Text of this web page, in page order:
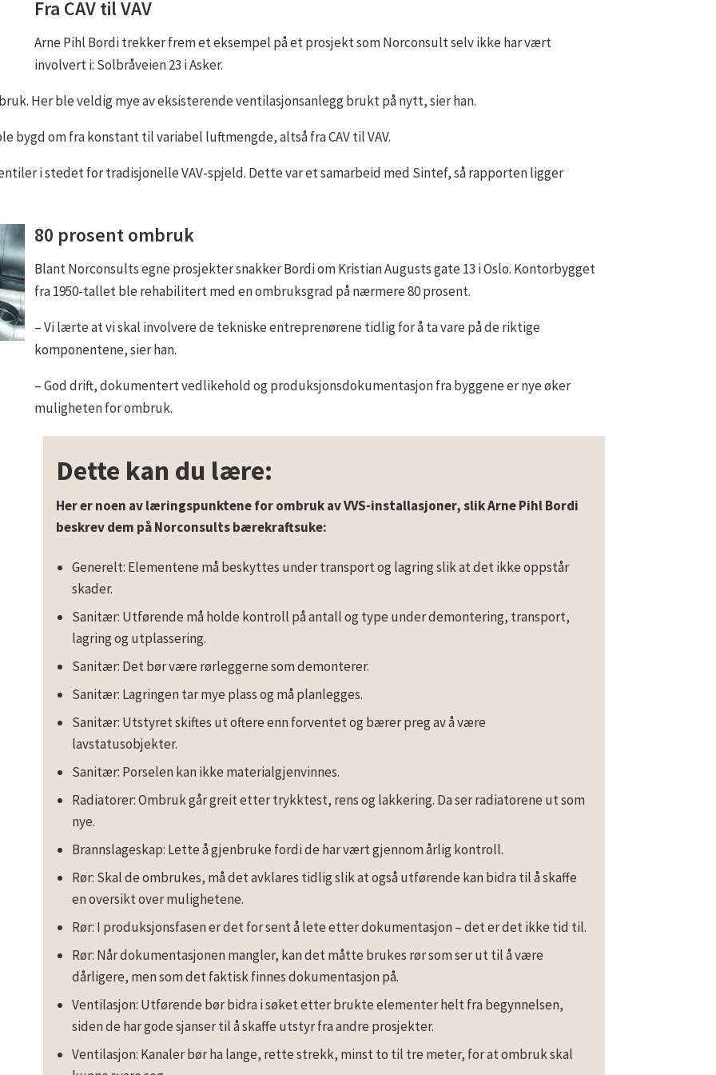
Fra CAV til VAV
Arne Pihl Bordi trekker frem et eksempel på et prosjekt som Norconsult selv ikke har vært
involvert i: Solbråveien 23 i Asker.
Her ble veldig mye av eksisterende ventilasjonsanlegg brukt på nytt, sier han.
bygd om fra konstant til variabel luftmengde, altså fra CAV til VAV.
i stedet for tradisjonelle VAV-spjeld. Dette var et samarbeid med Sintef, så rapporten ligger
80 prosent ombruk
Blant Norconsults egne prosjekter snakker Bordi om Kristian Augusts gate 13 i Oslo. Kontorbygget
fra 1950-tallet ble rehabilitert med en ombruksgrad på nærmere 80 prosent.
– Vi lærte at vi skal involvere de tekniske entreprenørene tidlig for å ta vare på de riktige
komponentene, sier han.
– God drift, dokumentert vedlikehold og produksjonsdokumentasjon fra byggene er nye øker
muligheten for ombruk.
Dette kan du lære:
Her er noen av læringspunktene for ombruk av VVS-installasjoner, slik Arne Pihl Bordi
beskrev dem på Norconsults bærekraftsuke:
Generelt: Elementene må beskyttes under transport og lagring slik at det ikke oppstår
skader.
Sanitær: Utførende må holde kontroll på antall og type under demontering, transport,
lagring og utplassering.
Sanitær: Det bør være rørleggerne som demonterer.
Sanitær: Lagringen tar mye plass og må planlegges.
Sanitær: Utstyret skiftes ut oftere enn forventet og bærer preg av å være
lavstatusobjekter.
Sanitær: Porselen kan ikke materialgjenvinnes.
Radiatorer: Ombruk går greit etter trykktest, rens og lakkering. Da ser radiatorene ut som
nye.
Brannslageskap: Lette å gjenbruke fordi de har vært gjennom årlig kontroll.
Rør: Skal de ombrukes, må det avklares tidlig slik at også utførende kan bidra til å skaffe
en oversikt over mulighetene.
Rør: I produksjonsfasen er det for sent å lete etter dokumentasjon – det er det ikke tid til.
Rør: Når dokumentasjonen mangler, kan det måtte brukes rør som ser ut til å være
dårligere, men som det faktisk finnes dokumentasjon på.
Ventilasjon: Utførende bør bidra i søket etter brukte elementer helt fra begynnelsen,
siden de har gode sjanser til å skaffe utstyr fra andre prosjekter.
Ventilasjon: Kanaler bør ha lange, rette strekk, minst to til tre meter, for at ombruk skal